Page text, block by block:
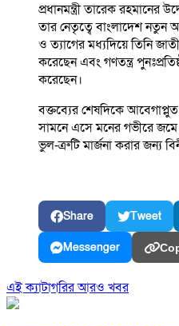
প্রধানমন্ত্রী তারেক রহমানের
তার নেতৃত্বে বাংলাদেশ নতুন
ও ত্যাগের মধ্যদিয়ে তিনি
করেছেন এবং গণতন্ত্র
করেছেন।
বক্তব্যের শেষদিকে
সামনে এসে মনের গভীরে
ভুল-ত্রুটি মার্জনা করার জন্য
Share Tweet
Messenger
এই ক্যাটাগরির আরও খবর